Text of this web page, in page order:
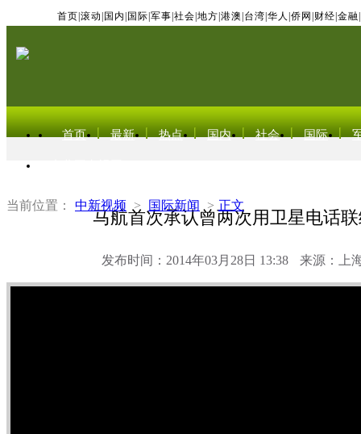
首页 滚动 国内 国际 军事 社会 地方 港澳 台湾 华人 侨网 财经 金融
首页 最新 热点 国内 社会 国际
当前位置： 中新视频 > 国际新闻 > 正文
马航首次承认曾两次用卫星电话
发布时间：2014年03月28日 13:38 来源：上